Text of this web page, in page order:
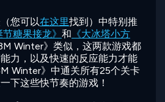
您可以在这里找到）中特别推
节糖果接龙》 和 《大冰塔小方
Winter》类似，这两款游戏都
力，以及快速的反应能力才能
Winter》中通关所有25个关卡
下这些快节奏的游戏！